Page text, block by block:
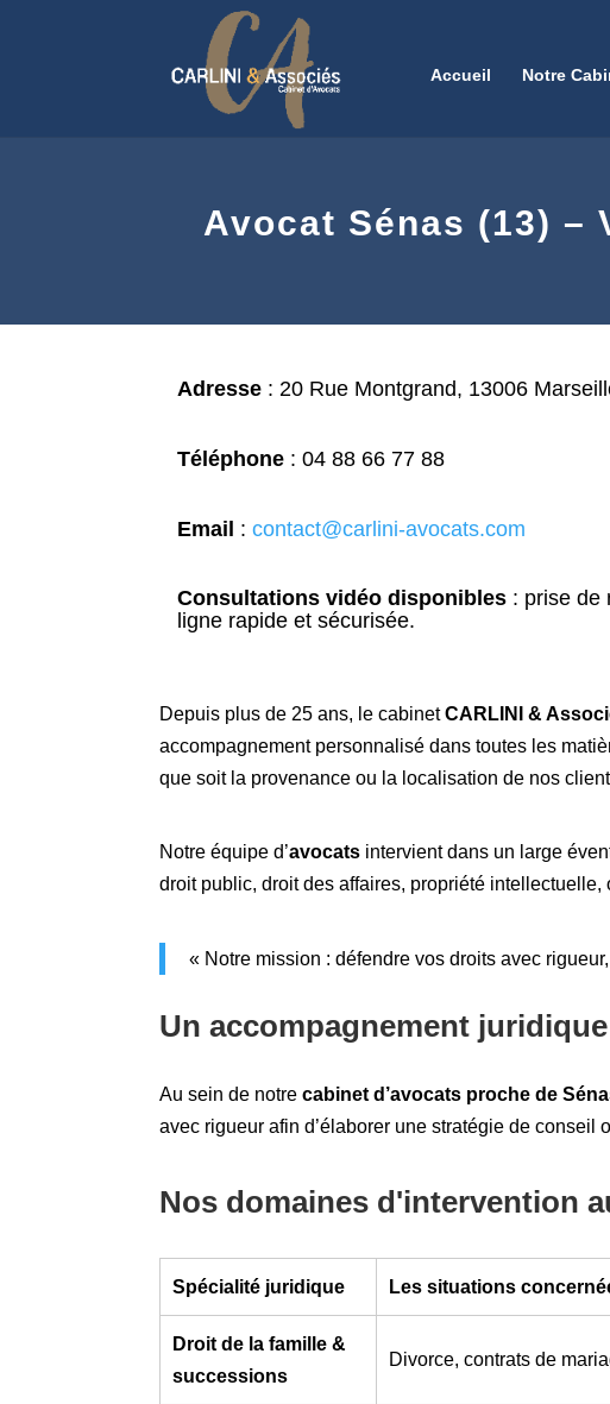
Accueil Notre
Avocat Sénas (13) –
Adresse :20 Rue Montgrand, 13006
Téléphone :04 88 66 77 88
Email :contact@carlini-avocats.com
Consultations vidéo disponibles : prise de
ligne rapide et sécurisée.
Depuis plus de 25 ans, le cabinetCARLINI &
accompagnement personnalisé dans toutes les
que soit la provenance ou la localisation de nos
Notre équipe d’avocats intervient dans un large
droit public, droit des affaires, propriété
« Notre mission : défendre vos droits avec
Un accompagnement
Au sein de notrecabinet d’avocats proche de
avec rigueur afin d’élaborer une stratégie de
Nos domaines d'intervention
Spécialité juridique Les situations
Droit de la famille &
successions
Divorce, contrats de